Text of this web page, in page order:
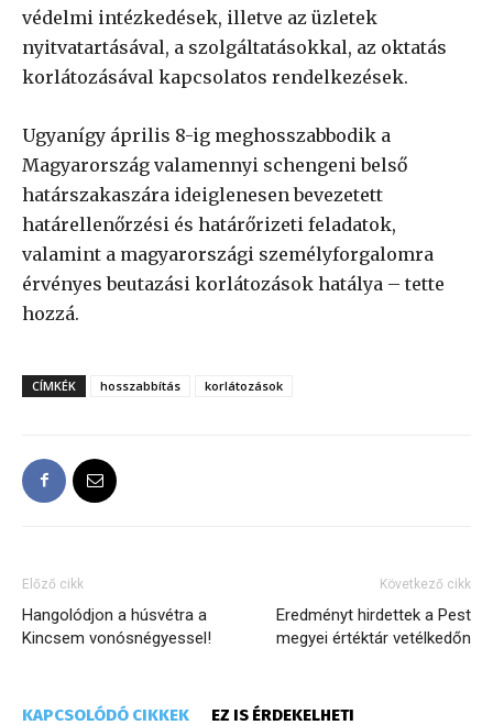
védelmi intézkedések, illetve az üzletek
nyitvatartásával, a szolgáltatásokkal, az oktatás
korlátozásával kapcsolatos rendelkezések.
Ugyanígy április 8-ig meghosszabbodik a
Magyarország valamennyi schengeni belső
határszakaszára ideiglenesen bevezetett
határellenőrzési és határőrizeti feladatok,
valamint a magyarországi személyforgalomra
érvényes beutazási korlátozások hatálya – tette
hozzá.
CÍMKÉK hosszabbítás korlátozások
Előző cikk
Hangolódjon a húsvétra a
Kincsem vonósnégyessel!
Következő cikk
Eredményt hirdettek a Pest
megyei értéktár vetélkedőn
KAPCSOLÓDÓ CIKKEK EZ IS ÉRDEKELHETI